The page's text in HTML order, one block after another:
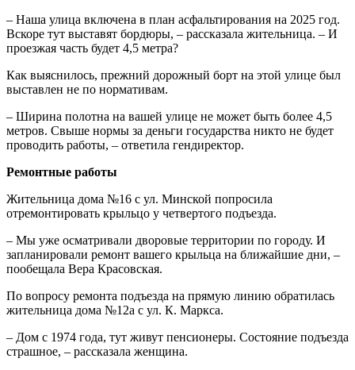
– Наша улица включена в план асфальтирования на 2025 год.
Вскоре тут выставят бордюры, – рассказала жительница. – И
проезжая часть будет 4,5 метра?
Как выяснилось, прежний дорожный борт на этой улице был
выставлен не по нормативам.
– Ширина полотна на вашей улице не может быть более 4,5
метров. Свыше нормы за деньги государства никто не будет
проводить работы, – ответила гендиректор.
Ремонтные работы
Жительница дома №16 с ул. Минской попросила
отремонтировать крыльцо у четвертого подъезда.
– Мы уже осматривали дворовые территории по городу. И
запланировали ремонт вашего крыльца на ближайшие дни, –
пообещала Вера Красовская.
По вопросу ремонта подъезда на прямую линию обратилась
жительница дома №12а с ул. К. Маркса.
– Дом с 1974 года, тут живут пенсионеры. Состояние подъезда
страшное, – рассказала женщина.